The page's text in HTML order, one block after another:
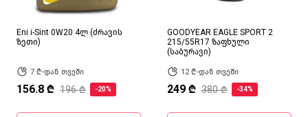
Eni i-Sint 0W20 4ლ (ძრავის
ზეთი)
7 ₾-დან თვეში
156.8 ₾ 196 ₾ -20%
GOODYEAR EAGLE SPORT 2
215/55R17 ზაფხული
(საბურავი)
12 ₾-დან თვეში
249 ₾ 380 ₾ -34%